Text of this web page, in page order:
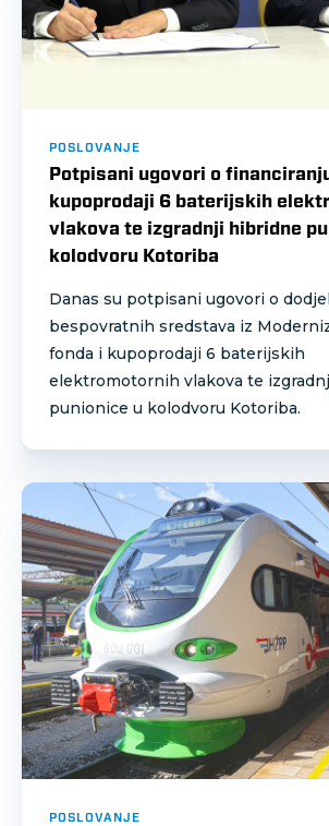
POSLOVANJE
Potpisani ugovori o
kupoprodaji 6 baterijskih
vlakova te izgradnji hibridne
kolodvoru Kotoriba
Danas su potpisani ugovori o
bespovratnih sredstava iz
fonda i kupoprodaji 6 baterijskih
elektromotornih vlakova te
punionice u kolodvoru Kotoriba.
POSLOVANJE